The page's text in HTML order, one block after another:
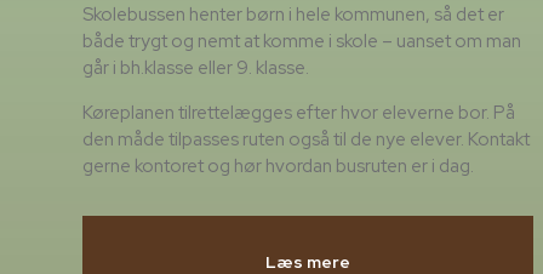
Skolebussen henter børn i hele kommunen, så det er
både trygt og nemt at komme i skole – uanset om man
går i bh.klasse eller 9. klasse.
Køreplanen tilrettelægges efter hvor eleverne bor. På
den måde tilpasses ruten også til de nye elever. Kontakt
gerne kontoret og hør hvordan busruten er i dag.
Læs mere